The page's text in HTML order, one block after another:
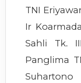
TNI
Ir
Sahli Tk.
Panglima